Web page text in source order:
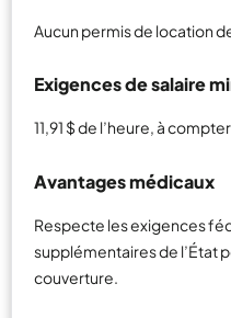
Aucun permis de location
Exigences de salaire
11,91 $ de l’heure, à
Avantages médicaux
Respecte les exigences
supplémentaires de l’État
couverture.